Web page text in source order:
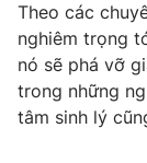
Góc doanh
Truyền hình
Phim VTV
Hậu trường
Giải trí
Điện ảnh
Theo các
nghiêm trọng
nó sẽ phá vỡ
trong những
tâm sinh lý